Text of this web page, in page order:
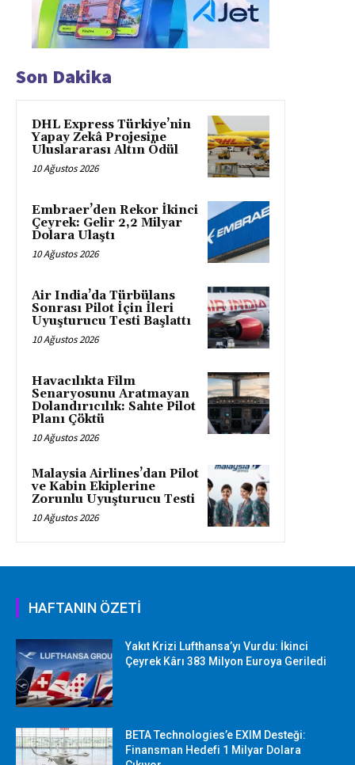
Son Dakika
DHL Express Türkiye’nin
Yapay Zekâ Projesine
Uluslararası Altın Ödül
10 Ağustos 2026
Embraer’den Rekor İkinci
Çeyrek: Gelir 2,2 Milyar
Dolara Ulaştı
10 Ağustos 2026
Air India’da Türbülans
Sonrası Pilot İçin İleri
Uyuşturucu Testi Başlattı
10 Ağustos 2026
Havacılıkta Film
Senaryosunu Aratmayan
Dolandırıcılık: Sahte Pilot
Planı Çöktü
10 Ağustos 2026
Malaysia Airlines’dan Pilot
ve Kabin Ekiplerine
Zorunlu Uyuşturucu Testi
10 Ağustos 2026
HAFTANIN ÖZETİ
Yakıt Krizi Lufthansa’yı Vurdu: İkinci
Çeyrek Kârı 383 Milyon Euroya Geriledi
BETA Technologies’e EXIM Desteği:
Finansman Hedefi 1 Milyar Dolara